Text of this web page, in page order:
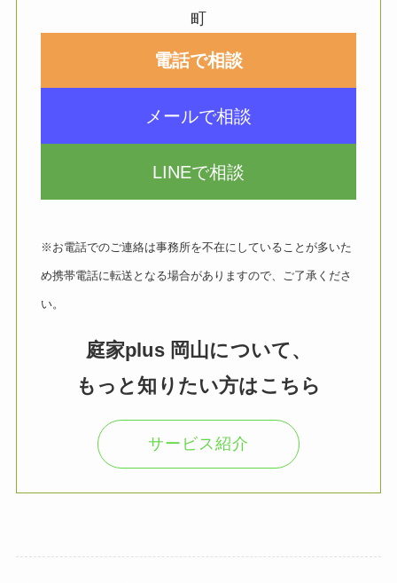
町
電話で相談
メールで相談
LINEで相談
※お電話でのご連絡は事務所を不在にしていることが多いた
め携帯電話に転送となる場合がありますので、ご了承くださ
い。
庭家plus 岡山について、
もっと知りたい方はこちら
サービス紹介